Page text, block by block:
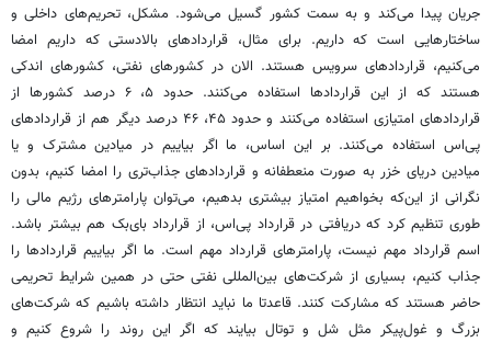
جریان پیدا می‌کند و به سمت کشور گسیل می‌شود. مشکل، تحریم‌های داخلی و
ساختارهایی است که داریم. برای مثال، قراردادهای بالادستی که داریم امضا
می‌کنیم، قراردادهای سرویس هستند. الان در کشورهای نفتی، کشورهای اندکی
هستند که از این قراردادها استفاده می‌کنند. حدود ۵، ۶ درصد کشورها از
قراردادهای امتیازی استفاده می‌کنند و حدود ۴۵، ۴۶ درصد دیگر هم از قراردادهای
پی‌اس استفاده می‌کنند. بر این اساس، ما اگر بیاییم در میادین مشترک و یا
میادین دریای خزر به صورت منعطفانه و قراردادهای جذاب‌تری را امضا کنیم، بدون
نگرانی از این‌که بخواهیم امتیاز بیشتری بدهیم، می‌توان پارامترهای رژیم مالی را
طوری تنظیم کرد که دریافتی در قرارداد پی‌اس، از قرارداد بای‌بک هم بیشتر باشد.
اسم قرارداد مهم نیست، پارامترهای قرارداد مهم است. ما اگر بیاییم قراردادها را
جذاب کنیم، بسیاری از شرکت‌های بین‌المللی نفتی حتی در همین شرایط تحریمی
حاضر هستند که مشارکت کنند. قاعدتا ما نباید انتظار داشته باشیم که شرکت‌های
بزرگ و غول‌پیکر مثل شل و توتال بیایند که اگر این روند را شروع کنیم و